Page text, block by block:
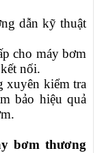
dẫn kỹ thuật
cho máy bơm
nối.
xuyên kiểm tra
bảo hiệu quả
bơm thương